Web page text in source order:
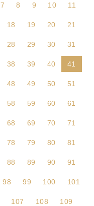
7 8 9 10 11
18 19 20 21
28 29 30 31
38 39 40 41
48 49 50 51
58 59 60 61
68 69 70 71
78 79 80 81
88 89 90 91
98 99 100 101
107 108 109